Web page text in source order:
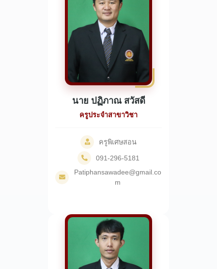
นาย ปฏิภาณ สวัสดี
ครูประจำสาขาวิชา
ครูพิเศษสอน
091-296-5181
Patiphansawadee@gmail.co
m